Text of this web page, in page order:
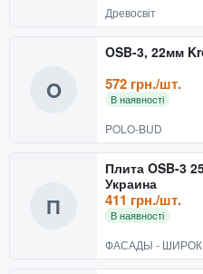
Древосвіт
O
OSB-3, 22мм
572 грн./шт.
В наявності
POLO-BUD
П
Плита OSB-3
Украина
411 грн./шт.
В наявності